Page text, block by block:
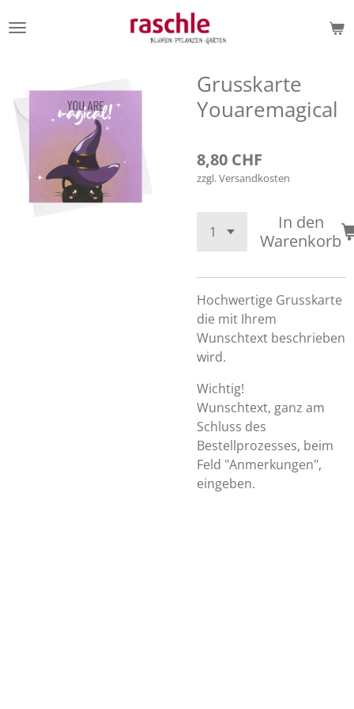
Hauptinhalt
Grusskarte
Youaremagical
8,80 CHF
zzgl. Versandkosten
In den
Warenkorb
Hochwertige Grusskarte
die mit Ihrem
Wunschtext beschrieben
wird.
Wichtig!
Wunschtext, ganz am
Schluss des
Bestellprozesses, beim
Feld "Anmerkungen",
eingeben.